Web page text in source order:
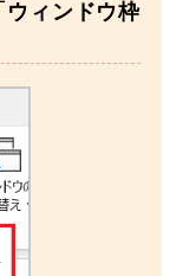
ウィンドウ枠